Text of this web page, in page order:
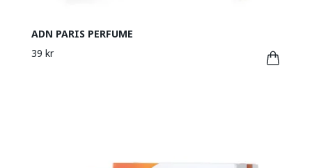
ADN PARIS PERFUME
39 kr